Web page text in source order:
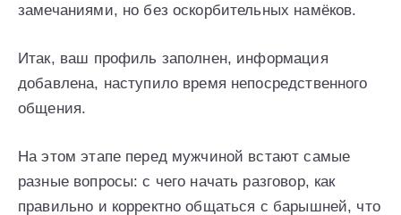
замечаниями, но без оскорбительных намёков.
Итак, ваш профиль заполнен, информация
добавлена, наступило время непосредственного
общения.
На этом этапе перед мужчиной встают самые
разные вопросы: с чего начать разговор, как
правильно и корректно общаться с барышней, что